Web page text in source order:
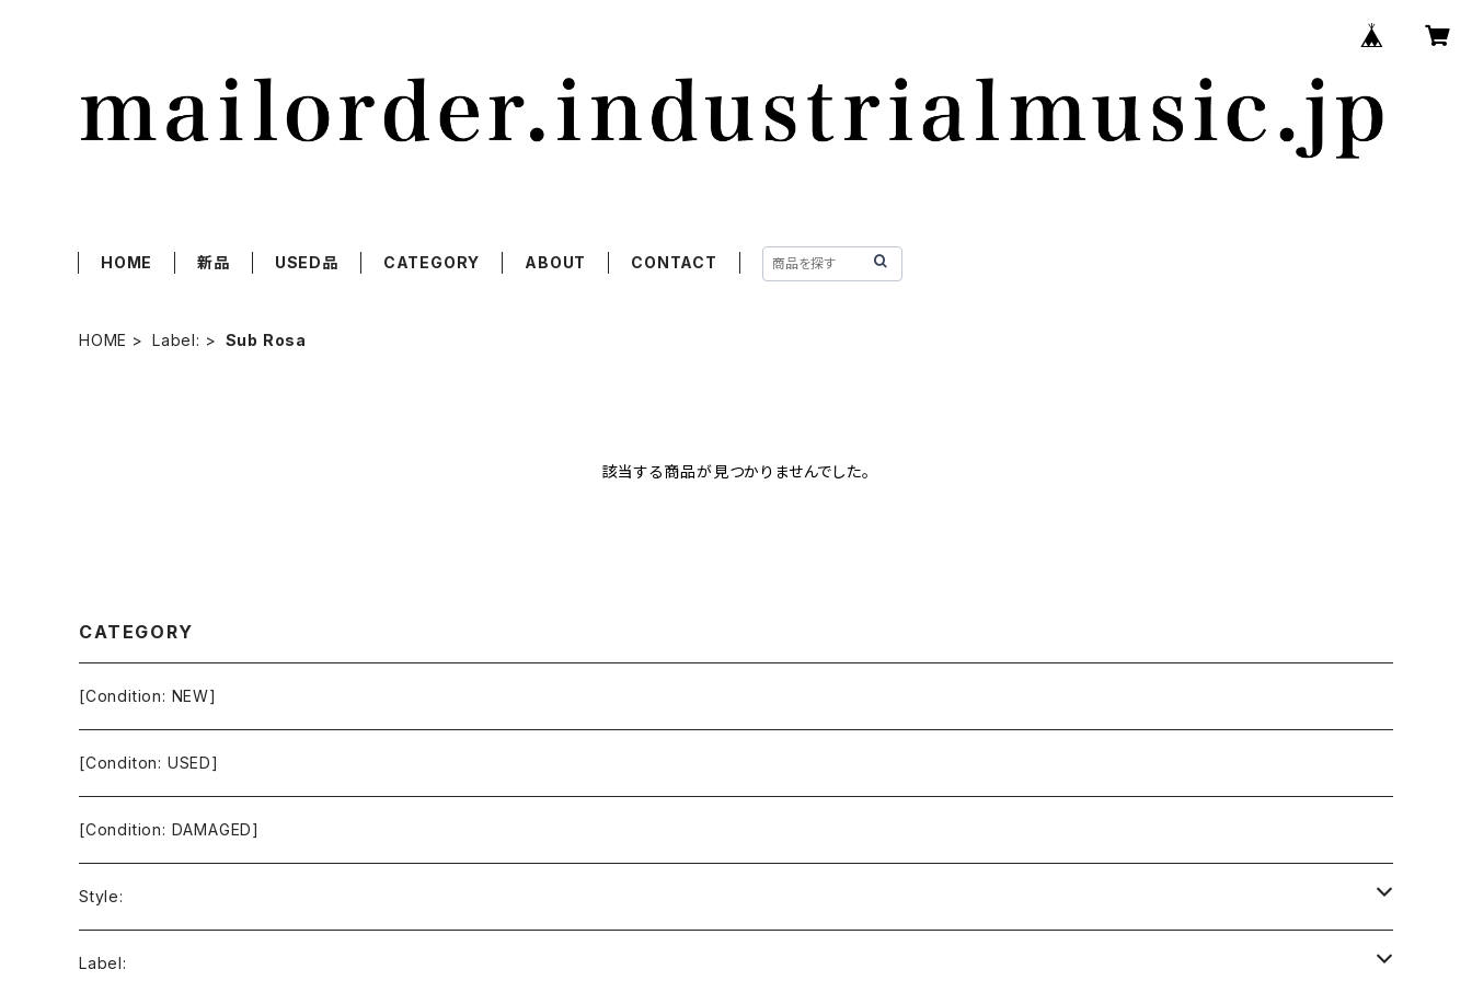
HOME 新品 USED品 CATEGORY ABOUT CONTACT
HOME Label: Sub Rosa
該当する商品が見つかりませんでした。
CATEGORY
[Condition: NEW]
[Conditon: USED]
[Condition: DAMAGED]
Style:
Ambient / Drone / Ritual
Label: